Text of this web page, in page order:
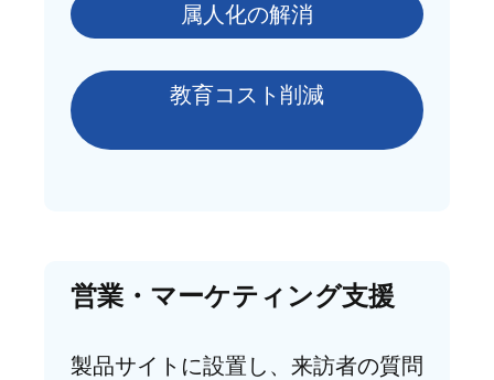
属人化の解消
教育コスト削減
営業・マーケティング支援
製品サイトに設置し、来訪者の質問